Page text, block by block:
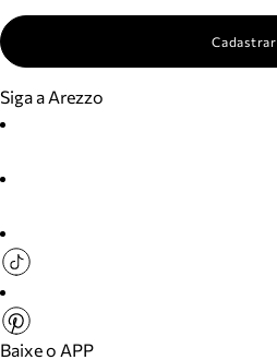
Cadastrar
Siga a Arezzo
Baixe o APP